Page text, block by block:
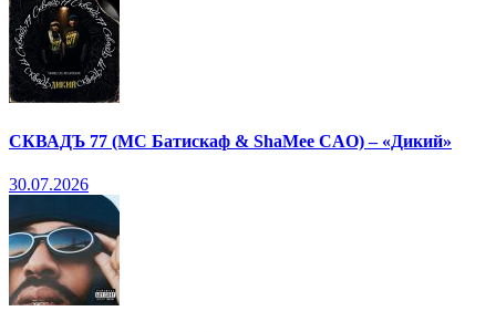
СКВАДЪ 77 (МС Батискаф & ShaMee CAO) – «Дикий»
30.07.2026